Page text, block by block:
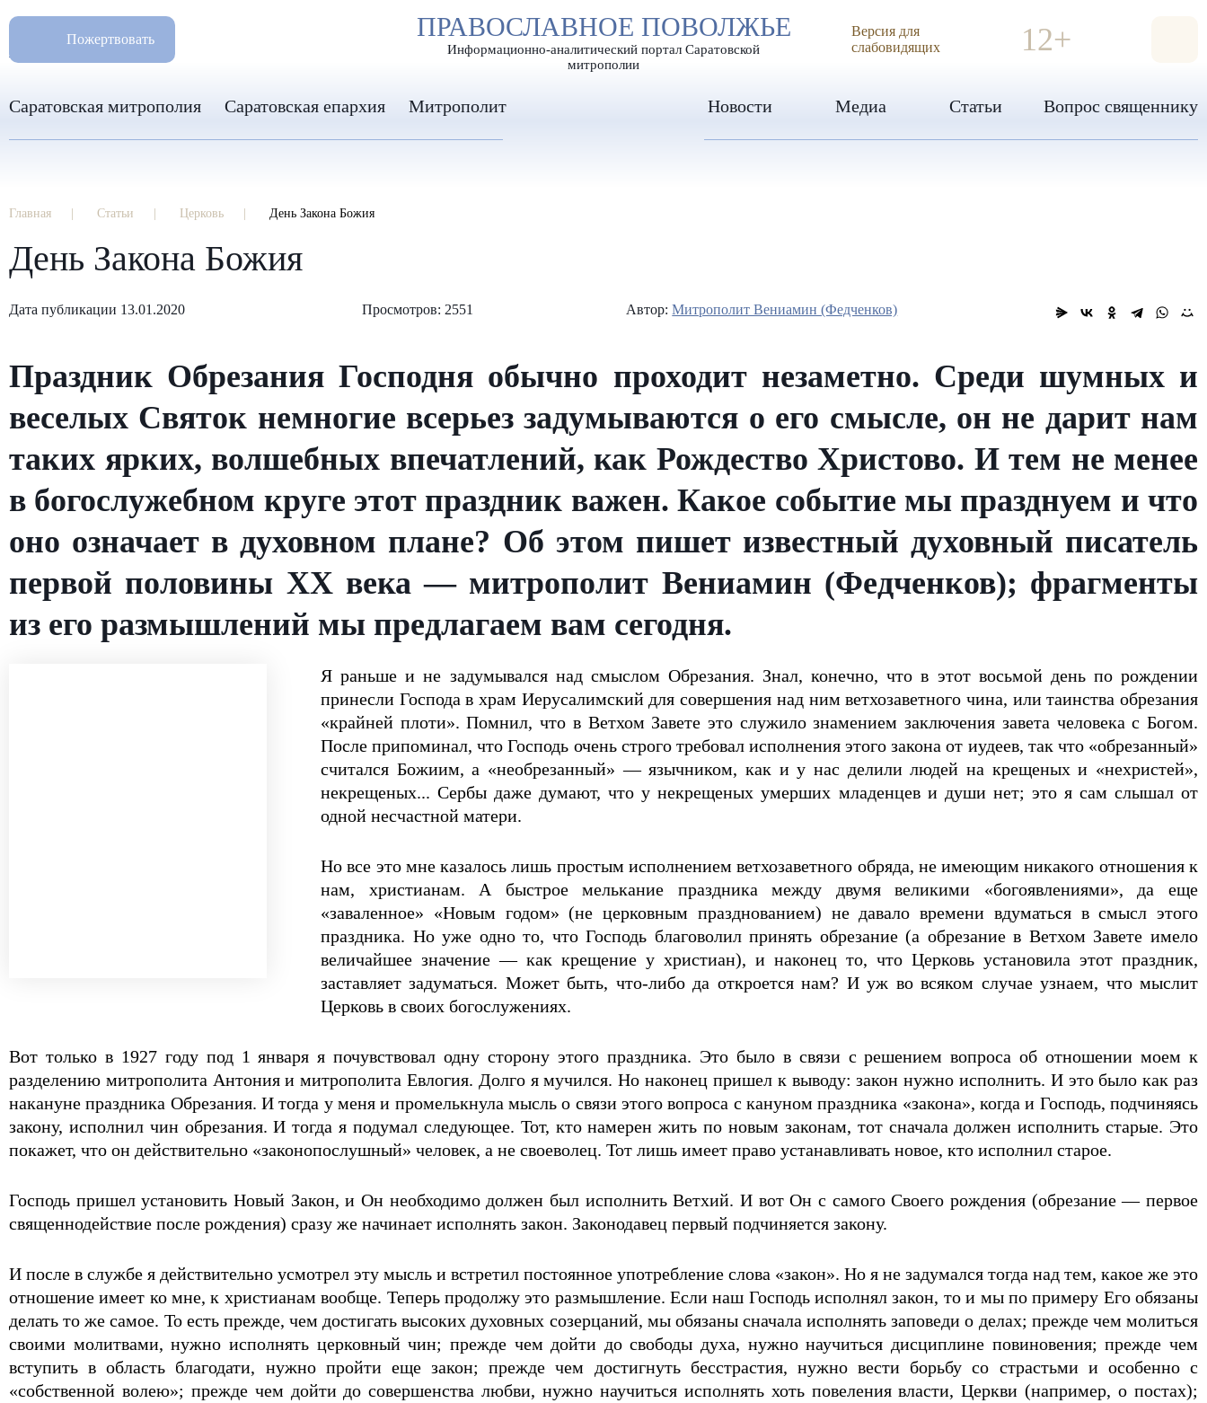
РАЗМЕР ШРИФТА А А А ИЗОБРАЖЕНИЯ
ПРАВОСЛАВНОЕ ПОВОЛЖЬЕ
Информационно-аналитический портал Саратовской
митрополии
Пожертвовать
8 960 346 31 04
info-sar@mail.ru
Версия для
слабовидящих
12+
Саратовская митрополия Саратовская епархия Митрополит Новости Медиа Статьи Вопрос священнику
Главная Статьи Церковь День Закона Божия
День Закона Божия
Дата публикации 13.01.2020 Просмотров: 2551 Автор: Митрополит Вениамин (Федченков)
Праздник Обрезания Господня обычно проходит незаметно. Среди шумных и
веселых Святок немногие всерьез задумываются о его смысле, он не дарит нам
таких ярких, волшебных впечатлений, как Рождество Христово. И тем не менее
в богослужебном круге этот праздник важен. Какое событие мы празднуем и что
оно означает в духовном плане? Об этом пишет известный духовный писатель
первой половины ХХ века — митрополит Вениамин (Федченков); фрагменты
из его размышлений мы предлагаем вам сегодня.
Я раньше и не задумывался над смыслом Обрезания. Знал, конечно, что в этот восьмой день по рождении
принесли Господа в храм Иерусалимский для совершения над ним ветхозаветного чина, или таинства обрезания
«крайней плоти». Помнил, что в Ветхом Завете это служило знамением заключения завета человека с Богом.
После припоминал, что Господь очень строго требовал исполнения этого закона от иудеев, так что «обрезанный»
считался Божиим, а «необрезанный» — язычником, как и у нас делили людей на крещеных и «нехристей»,
некрещеных... Сербы даже думают, что у некрещеных умерших младенцев и души нет; это я сам слышал от
одной несчастной матери.
Но все это мне казалось лишь простым исполнением ветхозаветного обряда, не имеющим никакого отношения к
нам, христианам. А быстрое мелькание праздника между двумя великими «богоявлениями», да еще
«заваленное» «Новым годом» (не церковным празднованием) не давало времени вдуматься в смысл этого
праздника. Но уже одно то, что Господь благоволил принять обрезание (а обрезание в Ветхом Завете имело
величайшее значение — как крещение у христиан), и наконец то, что Церковь установила этот праздник,
заставляет задуматься. Может быть, что-либо да откроется нам? И уж во всяком случае узнаем, что мыслит
Церковь в своих богослужениях.
Вот только в 1927 году под 1 января я почувствовал одну сторону этого праздника. Это было в связи с решением вопроса об отношении моем к
разделению митрополита Антония и митрополита Евлогия. Долго я мучился. Но наконец пришел к выводу: закон нужно исполнить. И это было как раз
накануне праздника Обрезания. И тогда у меня и промелькнула мысль о связи этого вопроса с кануном праздника «закона», когда и Господь, подчиняясь
закону, исполнил чин обрезания. И тогда я подумал следующее. Тот, кто намерен жить по новым законам, тот сначала должен исполнить старые. Это
покажет, что он действительно «законопослушный» человек, а не своеволец. Тот лишь имеет право устанавливать новое, кто исполнил старое.
Господь пришел установить Новый Закон, и Он необходимо должен был исполнить Ветхий. И вот Он с самого Своего рождения (обрезание — первое
священнодействие после рождения) сразу же начинает исполнять закон. Законодавец первый подчиняется закону.
И после в службе я действительно усмотрел эту мысль и встретил постоянное употребление слова «закон». Но я не задумался тогда над тем, какое же это
отношение имеет ко мне, к христианам вообще. Теперь продолжу это размышление. Если наш Господь исполнял закон, то и мы по примеру Его обязаны
делать то же самое. То есть прежде, чем достигать высоких духовных созерцаний, мы обязаны сначала исполнять заповеди о делах; прежде чем молиться
своими молитвами, нужно исполнять церковный чин; прежде чем дойти до свободы духа, нужно научиться дисциплине повиновения; прежде чем
вступить в область благодати, нужно пройти еще закон; прежде чем достигнуть бесстрастия, нужно вести борьбу со страстьми и особенно с
«собственной волею»; прежде чем дойти до совершенства любви, нужно научиться исполнять хоть повеления власти, Церкви (например, о постах);